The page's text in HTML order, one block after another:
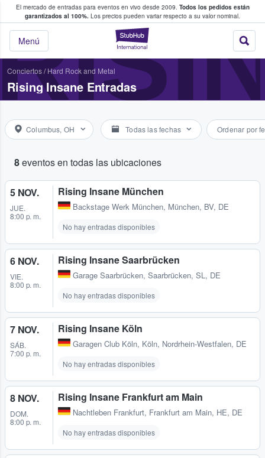
El mercado de entradas para eventos en vivo desde 2009. Todos los pedidos están
garantizados al 100%. Los precios pueden variar respecto a su valor nominal.
StubHub:
Menú
y venta de entradas entre fans
Conciertos/ Hard Rock and Metal
Rising Insane Entradas
Columbus, OH Todas las fechas Ordenar por
8eventos en todas las ubicaciones
5 NOV.
JUE.
8:00 p. m.
Rising Insane München
Backstage Werk München, München, BV, DE
No hay entradas disponibles
6 NOV.
VIE.
8:00 p. m.
Rising Insane Saarbrücken
Garage Saarbrücken, Saarbrücken, SL, DE
No hay entradas disponibles
7 NOV.
SÁB.
7:00 p. m.
Rising Insane Köln
Garagen Club Köln, Köln, Nordrhein-Westfalen, DE
No hay entradas disponibles
8 NOV.
DOM.
8:00 p. m.
Rising Insane Frankfurt am Main
Nachtleben Frankfurt, Frankfurt am Main, HE, DE
No hay entradas disponibles